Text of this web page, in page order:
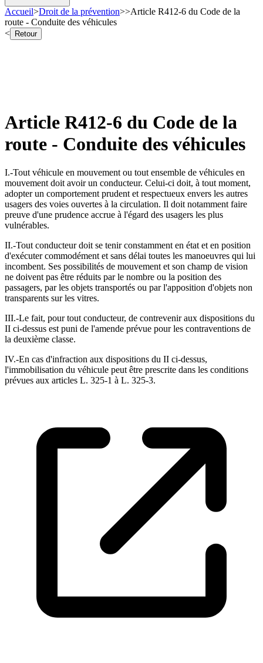
Accueil>Droit de la prévention>>Article R412-6 du Code de la
route - Conduite des véhicules
<
Retour
Article R412-6 du Code de la
route - Conduite des véhicules
I.-Tout véhicule en mouvement ou tout ensemble de véhicules en
mouvement doit avoir un conducteur. Celui-ci doit, à tout moment,
adopter un comportement prudent et respectueux envers les autres
usagers des voies ouvertes à la circulation. Il doit notamment faire
preuve d'une prudence accrue à l'égard des usagers les plus
vulnérables.
II.-Tout conducteur doit se tenir constamment en état et en position
d'exécuter commodément et sans délai toutes les manoeuvres qui lui
incombent. Ses possibilités de mouvement et son champ de vision
ne doivent pas être réduits par le nombre ou la position des
passagers, par les objets transportés ou par l'apposition d'objets non
transparents sur les vitres.
III.-Le fait, pour tout conducteur, de contrevenir aux dispositions du
II ci-dessus est puni de l'amende prévue pour les contraventions de
la deuxième classe.
IV.-En cas d'infraction aux dispositions du II ci-dessus,
l'immobilisation du véhicule peut être prescrite dans les conditions
prévues aux articles L. 325-1 à L. 325-3.